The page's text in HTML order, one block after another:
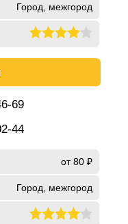
Город, межгород
69
44
от 80 ₽
Город, межгород